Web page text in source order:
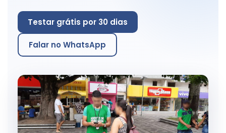
Testar grátis por 30 dias
Falar no WhatsApp